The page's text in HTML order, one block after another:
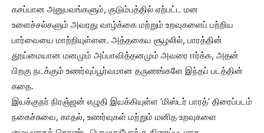
கசப்பான அனுபவங்களும், குடும்பத்தில் ஏற்பட்ட மன
உளைச்சல்களும் அவரது வாழ்க்கை மற்றும் உறவுகளைப் பற்றிய
பார்வையை மாற்றியுள்ளன. அத்தகைய சூழலில், பாரத்தின்
தூய்மையான மனமும் அப்பாவித்தனமும் அவரை ஈர்க்க, அதன்
பிறகு நடக்கும் உணர்வுப்பூர்வமான தருணங்களே இந்தப் படத்தின்
கதை.
இயக்குநர் நிரஞ்ஜன் எழுதி இயக்கியுள்ள ‘மிஸ்டர் பாரத்’ திரைப்படம்
நகைச்சுவை, காதல், உணர்வுகள் மற்றும் மனித உறவுகளை